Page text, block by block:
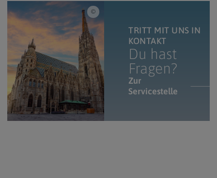
TRITT MIT UNS IN
KONTAKT
Du hast
Fragen?
Zur
Servicestelle